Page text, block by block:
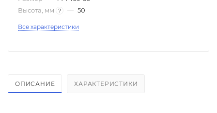
Высота, мм
? — 50
Все характеристики
ОПИСАНИЕ ХАРАКТЕРИСТИКИ